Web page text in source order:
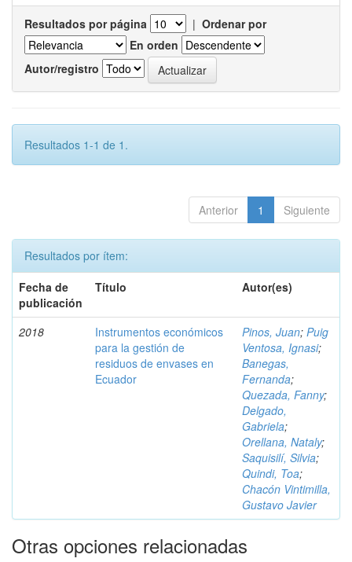
Resultados por página | Ordenar por
En orden
Autor/registro
Resultados 1-1 de 1.
Anterior 1 Siguiente
Resultados por ítem:
Fecha de
publicación
Título Autor(es)
2018
Instrumentos económicos
para la gestión de
residuos de envases en
Ecuador
Pinos, Juan; Puig
Ventosa, Ignasi;
Banegas,
Fernanda;
Quezada, Fanny;
Delgado,
Gabriela;
Orellana, Nataly;
Saquisilí, Silvia;
Quindi, Toa;
Chacón Vintimilla,
Gustavo Javier
Otras opciones relacionadas